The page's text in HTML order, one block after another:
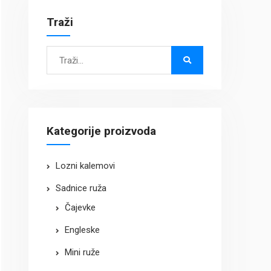
Traži
Search
Kategorije proizvoda
Lozni kalemovi
Sadnice ruža
Čajevke
Engleske
Mini ruže